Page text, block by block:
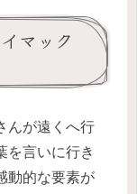
マック
んが遠くへ行
を言いに行き
動的な要素が